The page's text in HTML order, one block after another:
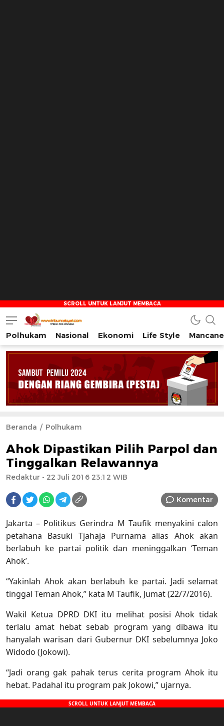
Tribun Rakyat
Tulus – Terdepan – Diharapkan
Polhukam Nasional Ekonomi Life Style
Beranda Polhukam
Ahok Dipastikan Pilih Parpol dan
Tinggalkan Relawannya
Redaktur - 22 Juli 2016 23:12 WIB
Komentar
Jakarta – Politikus Gerindra M Taufik menyakini calon
petahana Basuki Tjahaja Purnama alias Ahok akan
berlabuh ke partai politik dan meninggalkan ‘Teman
Ahok’.
“Yakinlah Ahok akan berlabuh ke partai. Jadi selamat
tinggal Teman Ahok,” kata M Taufik, Jumat (22/7/2016).
Wakil Ketua DPRD DKI itu melihat posisi Ahok tidak
terlalu amat hebat sebab program yang dibawa itu
hanyalah warisan dari Gubernur DKI sebelumnya Joko
Widodo (Jokowi).
“Jadi orang gak pahak terus cerita program Ahok itu
hebat. Padahal itu program pak Jokowi,” ujarnya.